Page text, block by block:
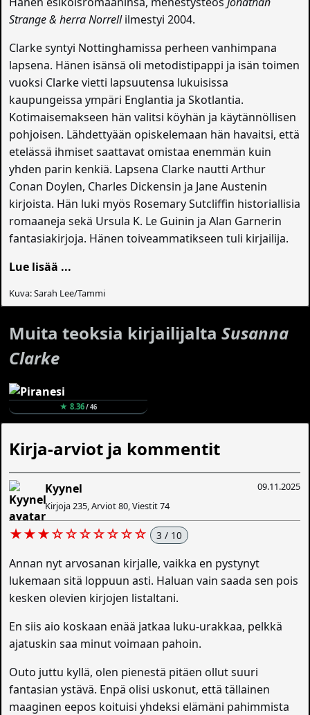
Strange & herra Norrellilmestyi 2004.
Clarke syntyi Nottinghamissa perheen vanhimpana
lapsena. Hänen isänsä oli metodistipappi ja isän toimen
vuoksi Clarke vietti lapsuutensa lukuisissa
kaupungeissa ympäri Englantia ja Skotlantia.
Kotimaisemakseen hän valitsi köyhän ja käytännöllisen
pohjoisen. Lähdettyään opiskelemaan hän havaitsi, että
etelässä ihmiset saattavat omistaa enemmän kuin
yhden parin kenkiä. Lapsena Clarke nautti Arthur
Conan Doylen, Charles Dickensin ja Jane Austenin
kirjoista. Hän luki myös Rosemary Sutcliffin historiallisia
romaaneja sekä Ursula K. Le Guinin ja Alan Garnerin
fantasiakirjoja. Hänen toiveammatikseen tuli kirjailija.
Lue lisää ...
Kuva: Sarah Lee/Tammi
Muita teoksia kirjailijaltaSusanna
Clarke
★ 8.36/ 46
Kirja-arviot ja kommentit
09.11.2025
Kyynel
Kirjoja 235, Arviot 80, Viestit 74
★★★☆☆☆☆☆☆☆ 3 / 10
Annan nyt arvosanan kirjalle, vaikka en pystynyt
lukemaan sitä loppuun asti. Haluan vain saada sen pois
kesken olevien kirjojen listaltani.
En siis aio koskaan enää jatkaa luku-urakkaa, pelkkä
ajatuskin saa minut voimaan pahoin.
Outo juttu kyllä, olen pienestä pitäen ollut suuri
fantasian ystävä. Enpä olisi uskonut, että tällainen
maaginen eepos koituisi yhdeksi elämäni pahimmista